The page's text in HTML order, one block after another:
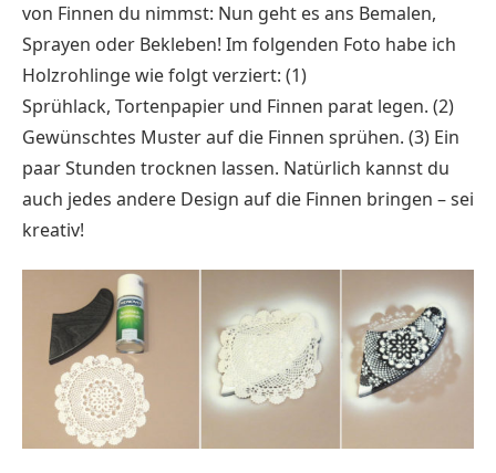
von Finnen du nimmst: Nun geht es ans Bemalen,
Sprayen oder Bekleben! Im folgenden Foto habe ich
Holzrohlinge wie folgt verziert: (1)
Sprühlack, Tortenpapier und Finnen parat legen. (2)
Gewünschtes Muster auf die Finnen sprühen. (3) Ein
paar Stunden trocknen lassen. Natürlich kannst du
auch jedes andere Design auf die Finnen bringen – sei
kreativ!